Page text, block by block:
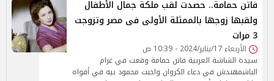
فاتن حمامة.. حصدت لقب ملكة جمال الأطفال
ولقبها زوجها بالممثلة الأولى فى مصر وتزوجت
3 مرات
الأربعاء 17/يناير/2024 - 10:39 ص
سيدة الشاشة العربية فاتن حمامة وقعت في غرام
الباشمهندش في دعاء الكروان واحبت محمود بيه في أفواه